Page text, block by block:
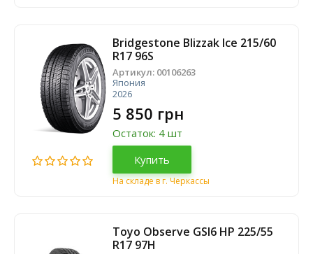
Bridgestone Blizzak Ice 215/60
R17 96S
Артикул: 00106263
Япония
2026
5 850 грн
Остаток: 4 шт
Купить
На складе в г. Черкассы
Toyo Observe GSI6 HP 225/55
R17 97H